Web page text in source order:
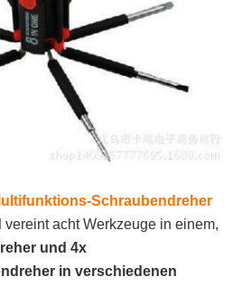
Schraubendreher
vereint acht Werkzeuge in einem,
und 4x
in verschiedenen